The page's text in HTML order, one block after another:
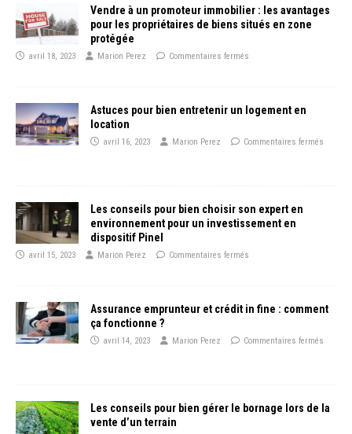
Vendre à un promoteur immobilier : les avantages
pour les propriétaires de biens situés en zone
protégée
avril 18, 2023 Marion Perez Commentaires fermés
Astuces pour bien entretenir un logement en
location
avril 16, 2023 Marion Perez Commentaires fermés
Les conseils pour bien choisir son expert en
environnement pour un investissement en
dispositif Pinel
avril 15, 2023 Marion Perez Commentaires fermés
Assurance emprunteur et crédit in fine : comment
ça fonctionne ?
avril 14, 2023 Marion Perez Commentaires fermés
Les conseils pour bien gérer le bornage lors de la
vente d’un terrain